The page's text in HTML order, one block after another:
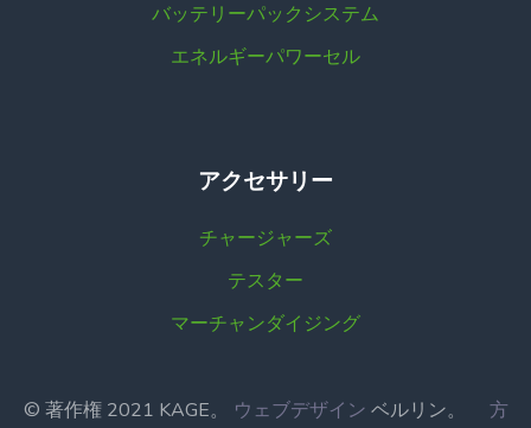
バッテリーパックシステム
エネルギーパワーセル
アクセサリー
チャージャーズ
テスター
マーチャンダイジング
© 著作権 2021 KAGE。 ウェブデザイン ベルリン。 方